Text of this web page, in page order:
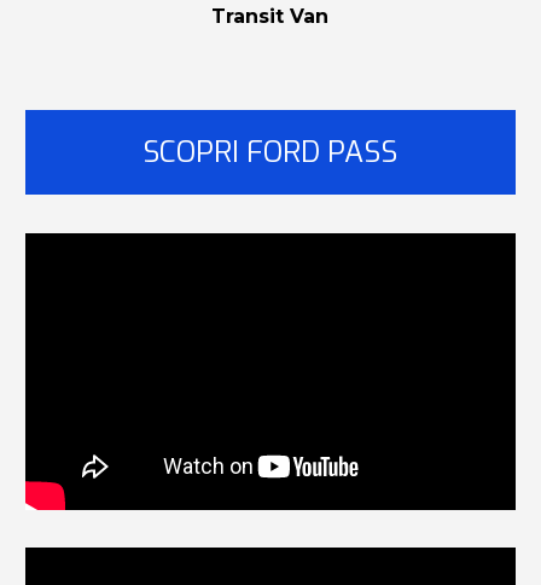
Transit Van
SCOPRI FORD PASS